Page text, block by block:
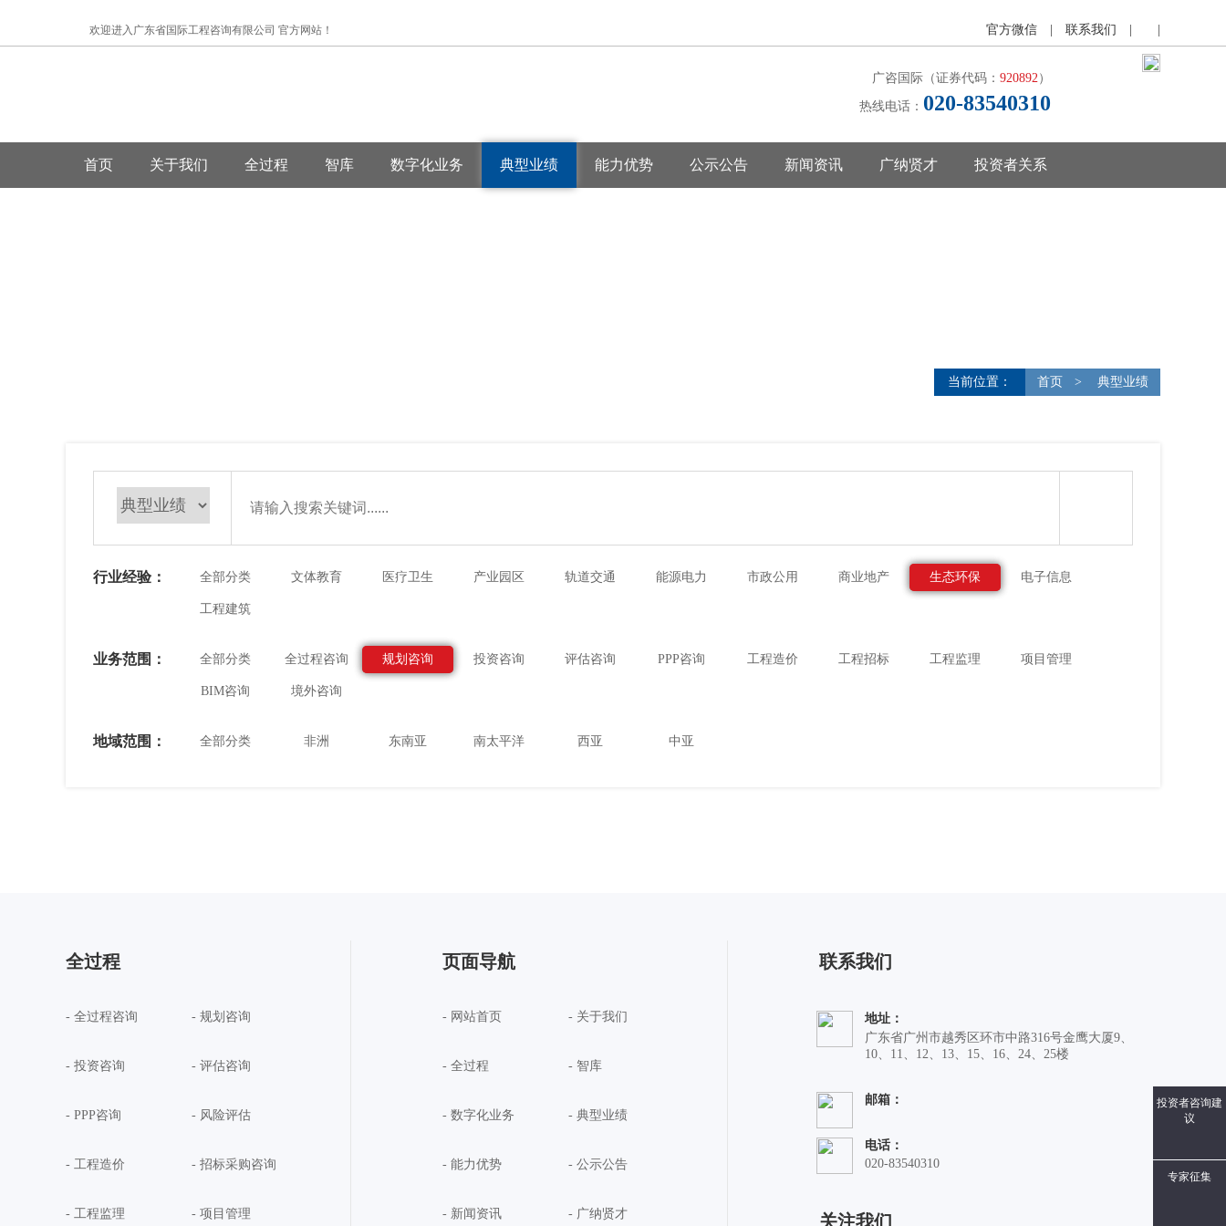
欢迎进入广东省国际工程咨询有限公司 官方网站！ 官方微信 联系我们
广咨国际（证券代码： 920892）
热线电话： 020-83540310
首页 关于我们 全过程 智库 数字化业务 典型业绩 能力优势 公示公告 新闻资讯 广纳贤才 投资者关系
当前位置： 首页 > 典型业绩
行业经验： 全部分类 文体教育 医疗卫生 产业园区 轨道交通 能源电力 市政公用 商业地产 生态环保 电子信息
工程建筑
业务范围： 全部分类 全过程咨询 规划咨询 投资咨询 评估咨询 PPP咨询 工程造价 工程招标 工程监理 项目管理
BIM咨询 境外咨询
地域范围： 全部分类 非洲 东南亚 南太平洋 西亚 中亚
全过程
- 全过程咨询 - 规划咨询
- 投资咨询 - 评估咨询
- PPP咨询 - 风险评估
- 工程造价 - 招标采购咨询
- 工程监理 - 项目管理
页面导航
- 网站首页 - 关于我们
- 全过程 - 智库
- 数字化业务 - 典型业绩
- 能力优势 - 公示公告
- 新闻资讯 - 广纳贤才
联系我们
地址：
广东省广州市越秀区环市中路316号金鹰大厦9、
10、11、12、13、15、16、24、25楼
邮箱：
电话：
020-83540310
关注我们
投资者咨询建
议
专家征集